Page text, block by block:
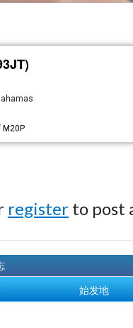
M20P
register to post
始发地